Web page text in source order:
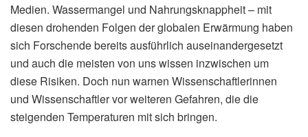
Medien. Wassermangel und Nahrungsknappheit – mit
diesen drohenden Folgen der globalen Erwärmung haben
sich Forschende bereits ausführlich auseinandergesetzt
und auch die meisten von uns wissen inzwischen um
diese Risiken. Doch nun warnen Wissenschaftlerinnen
und Wissenschaftler vor weiteren Gefahren, die die
steigenden Temperaturen mit sich bringen.